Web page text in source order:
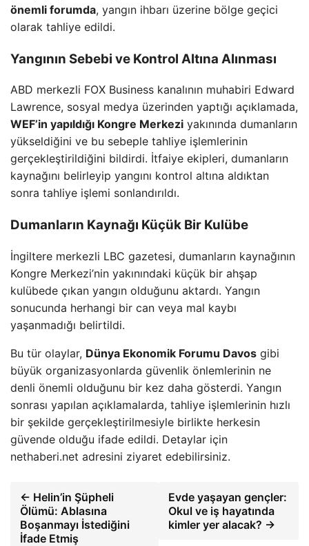
önemli forumda, yangın ihbarı üzerine bölge geçici
olarak tahliye edildi.
Yangının Sebebi ve Kontrol Altına Alınması
ABD merkezli FOX Business kanalının muhabiri Edward
Lawrence, sosyal medya üzerinden yaptığı açıklamada,
WEF’in yapıldığı Kongre Merkezi yakınında dumanların
yükseldiğini ve bu sebeple tahliye işlemlerinin
gerçekleştirildiğini bildirdi. İtfaiye ekipleri, dumanların
kaynağını belirleyip yangını kontrol altına aldıktan
sonra tahliye işlemi sonlandırıldı.
Dumanların Kaynağı Küçük Bir Kulübe
İngiltere merkezli LBC gazetesi, dumanların kaynağının
Kongre Merkezi’nin yakınındaki küçük bir ahşap
kulübede çıkan yangın olduğunu aktardı. Yangın
sonucunda herhangi bir can veya mal kaybı
yaşanmadığı belirtildi.
Bu tür olaylar, Dünya Ekonomik Forumu Davos gibi
büyük organizasyonlarda güvenlik önlemlerinin ne
denli önemli olduğunu bir kez daha gösterdi. Yangın
sonrası yapılan açıklamalarda, tahliye işlemlerinin hızlı
bir şekilde gerçekleştirilmesiyle birlikte herkesin
güvende olduğu ifade edildi. Detaylar için
nethaberi.net adresini ziyaret edebilirsiniz.
← Helin’in Şüpheli
Ölümü: Ablasına
Boşanmayı İstediğini
İfade Etmiş
Evde yaşayan gençler:
Okul ve iş hayatında
kimler yer alacak? →